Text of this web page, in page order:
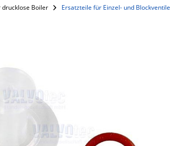
drucklose Boiler Ersatzteile für Einzel- und Blockventile